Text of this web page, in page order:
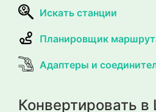
Искать станции
Планировщик
Адаптеры и
Конвертировать в